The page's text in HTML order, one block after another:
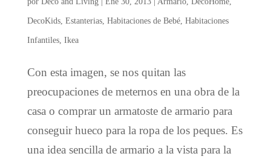
DecoKids, Estanterias, Habitaciones de Bebé, Habitaciones
Infantiles, Ikea
Con esta imagen, se nos quitan las
preocupaciones de meternos en una obra de la
casa o comprar un armatoste de armario para
conseguir hueco para la ropa de los peques. Es
una idea sencilla de armario a la vista para la